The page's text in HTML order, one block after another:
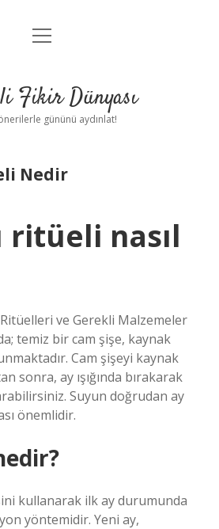
Anasayfa
Yasal Uyarı
menüyü
Fikir Dünyası
gününü aydınlat!
Nedir
ritüeli nasıl
ve Gerekli Malzemeler
temiz bir cam şişe, kaynak
Cam şişeyi kaynak
sonra, ay ışığında bırakarak
Suyun doğrudan ay
önemlidir.
kullanarak ilk ay durumunda
yöntemidir. Yeni ay,